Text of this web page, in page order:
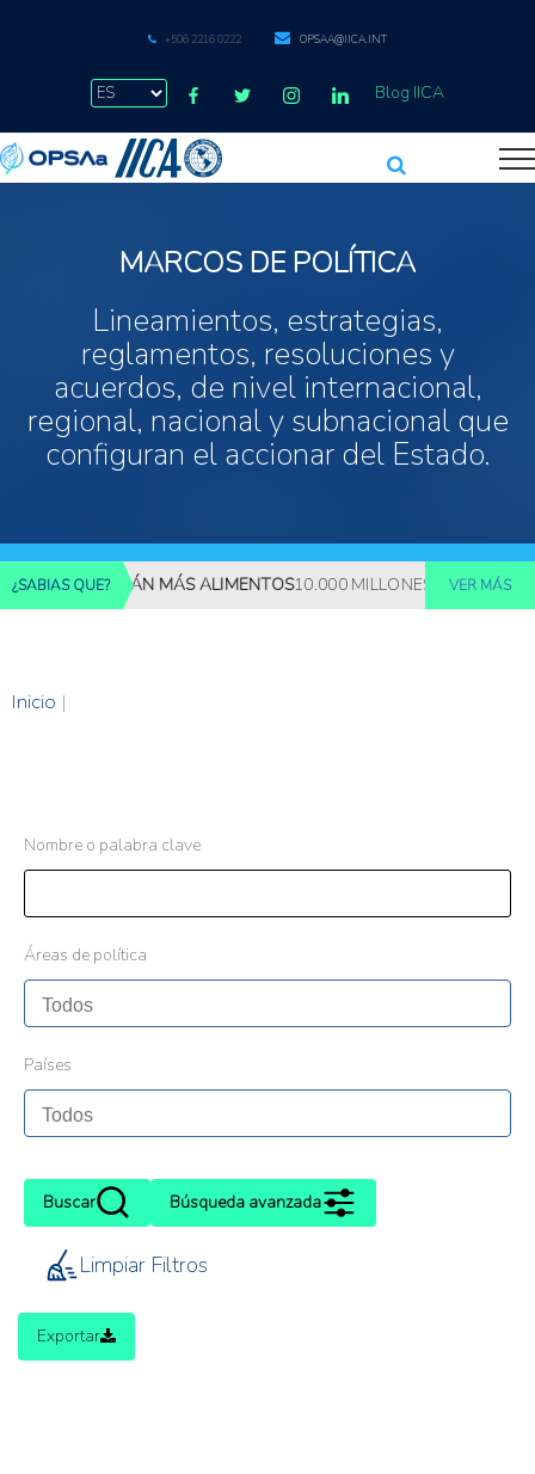
+506 2216 0222 OPSAA@IICA.INT
Blog IICA
MARCOS DE POLÍTICA
Lineamientos, estrategias,
reglamentos, resoluciones y
acuerdos, de nivel internacional,
regional, nacional y subnacional que
configuran el accionar del Estado.
¿SABIAS QUE?
REQUERIRÁN MÁS ALIMENTOS10.000 MILLONES DE PERSONAS
VER MÁS
Inicio |
Nombre o palabra clave
Áreas de política
Países
Buscar Búsqueda avanzada
Limpiar Filtros
Exportar